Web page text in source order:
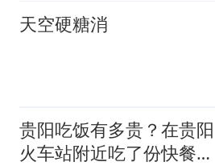
天空硬糖消
贵阳吃饭有多贵？在贵阳
火车站附近吃了份快餐，